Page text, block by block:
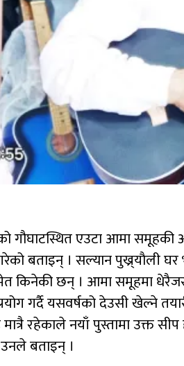
गौघाटस्थित एउटा आमा
बताइन् । सल्यान पुख्र्याैली
किनेकी छन् । आमा समूहमा
गर्दै यसवर्षको देउसी खेल्ने
रहेकाले नयाँ पुस्तामा उक्त
उनले बताइन् ।